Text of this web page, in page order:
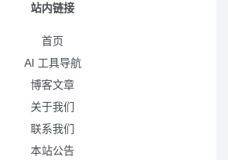
站内链接
首页
AI 工具导航
博客文章
关于我们
联系我们
本站公告